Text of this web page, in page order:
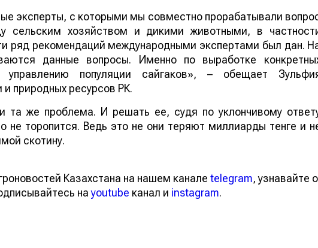
эксперты, с которыми мы совместно прорабатывали
сельским хозяйством и дикими животными, в
ряд рекомендаций международными экспертами был дан.
данные вопросы. Именно по выработке
управлению популяции сайгаков», – обещает
природных ресурсов РК.
же проблема. И решать ее, судя по уклончивому
не торопится. Ведь это не они теряют миллиарды тенге и
скотину.
Казахстана на нашем канале telegram, узнавайте о
наyoutube канал и instagram.